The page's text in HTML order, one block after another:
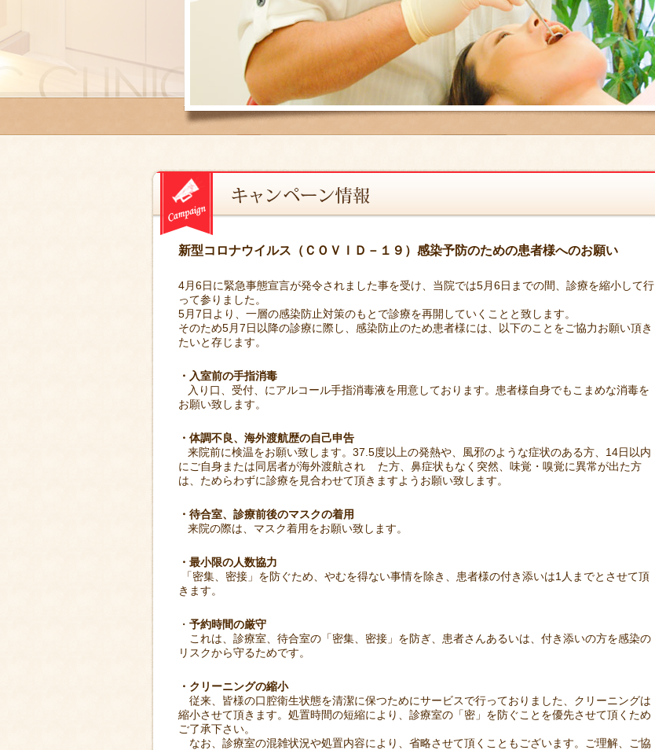
新型コロナウイルス（ＣＯＶＩＤ－１９）感染予防のための患者様へのお願い
4月6日に緊急事態宣言が発令されました事を受け、当院では5月6日までの間、診療を縮小して行
って参りました。
5月7日より、一層の感染防止対策のもとで診療を再開していくことと致します。
そのため5月7日以降の診療に際し、感染防止のため患者様には、以下のことをご協力お願い頂き
たいと存じます。
・入室前の手指消毒
入り口、受付、にアルコール手指消毒液を用意しております。患者様自身でもこまめな消毒を
お願い致します。
・体調不良、海外渡航歴の自己申告
来院前に検温をお願い致します。37.5度以上の発熱や、風邪のような症状のある方、14日以内
にご自身または同居者が海外渡航され た方、鼻症状もなく突然、味覚・嗅覚に異常が出た方
は、ためらわずに診療を見合わせて頂きますようお願い致します。
・待合室、診療前後のマスクの着用
来院の際は、マスク着用をお願い致します。
・最小限の人数協力
「密集、密接」を防ぐため、やむを得ない事情を除き、患者様の付き添いは1人までとさせて頂
きます。
・ 予約時間の厳守
これは、診療室、待合室の「密集、密接」を防ぎ、患者さんあるいは、付き添いの方を感染の
リスクから守るためです。
・クリーニングの縮小
従来、皆様の口腔衛生状態を清潔に保つためにサービスで行っておりました、クリーニングは
縮小させて頂きます。処置時間の短縮により、診療室の「密」を防ぐことを優先させて頂くため
ご了承下さい。
なお、診療室の混雑状況や処置内容により、省略させて頂くこともございます。ご理解、ご協